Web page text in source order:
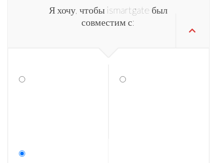
Я хочу, чтобы ismartgate был
совместим с: